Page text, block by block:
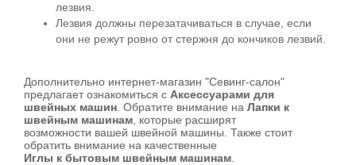
лезвия.
Лезвия должны перезатачиваться в случае, если
они не режут ровно от стержня до кончиков лезвий.
Дополнительно интернет-магазин "Севинг-салон"
предлагает ознакомиться с Аксессуарами для
швейных машин . Обратите внимание на Лапки к
швейным машинам , которые расширят
возможности вашей швейной машины. Также стоит
обратить внимание на качественные
Иглы к бытовым швейным машинам